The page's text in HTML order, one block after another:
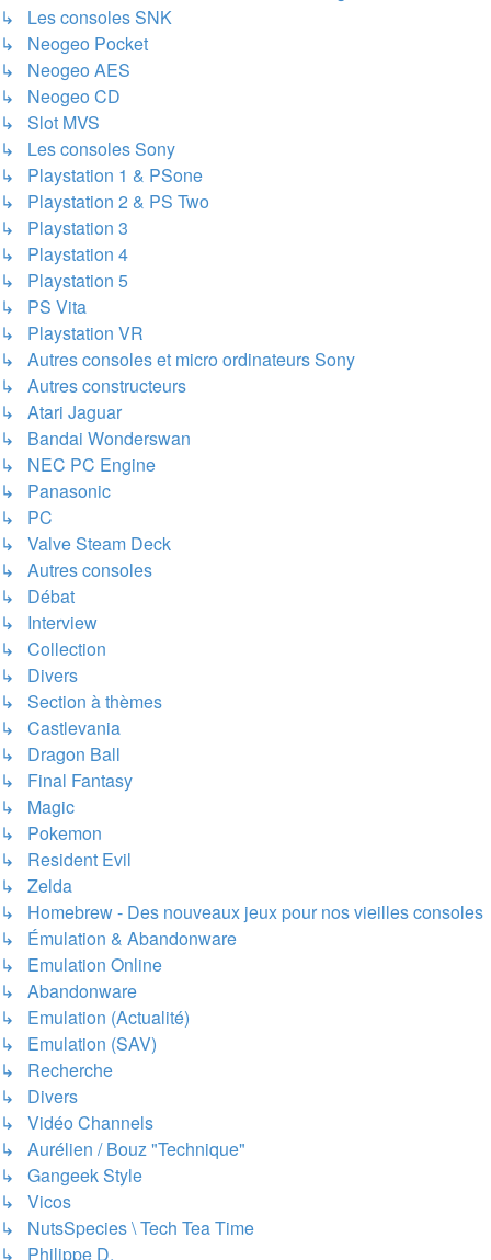
↳ Les consoles SNK
↳ Neogeo Pocket
↳ Neogeo AES
↳ Neogeo CD
↳ Slot MVS
↳ Les consoles Sony
↳ Playstation 1 & PSone
↳ Playstation 2 & PS Two
↳ Playstation 3
↳ Playstation 4
↳ Playstation 5
↳ PS Vita
↳ Playstation VR
↳ Autres consoles et micro ordinateurs Sony
↳ Autres constructeurs
↳ Atari Jaguar
↳ Bandai Wonderswan
↳ NEC PC Engine
↳ Panasonic
↳ PC
↳ Valve Steam Deck
↳ Autres consoles
↳ Débat
↳ Interview
↳ Collection
↳ Divers
↳ Section à thèmes
↳ Castlevania
↳ Dragon Ball
↳ Final Fantasy
↳ Magic
↳ Pokemon
↳ Resident Evil
↳ Zelda
↳ Homebrew - Des nouveaux jeux pour nos vieilles consoles
↳ Émulation & Abandonware
↳ Emulation Online
↳ Abandonware
↳ Emulation (Actualité)
↳ Emulation (SAV)
↳ Recherche
↳ Divers
↳ Vidéo Channels
↳ Aurélien / Bouz "Technique"
↳ Gangeek Style
↳ Vicos
↳ NutsSpecies \ Tech Tea Time
↳ Philippe D.